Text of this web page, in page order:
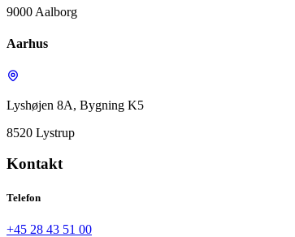
9000 Aalborg
Aarhus
Lyshøjen 8A, Bygning K5
8520 Lystrup
Kontakt
Telefon
+45 28 43 51 00